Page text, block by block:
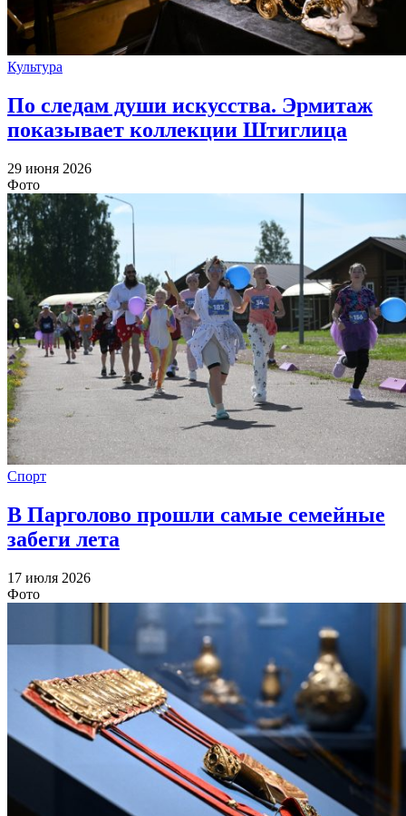
Культура
По следам души искусства. Эрмитаж
показывает коллекции Штиглица
29 июня 2026
Фото
Спорт
В Парголово прошли самые семейные
забеги лета
17 июля 2026
Фото